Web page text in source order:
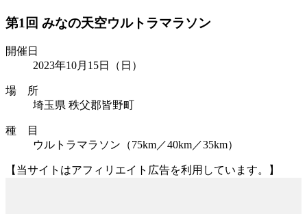
第1回 みなの天空ウルトラマラソン
開催日
2023年10月15日
（日）
場 所
埼玉県 秩父郡皆野町
種 目
ウルトラマラソン（75km／40km／35km）
【当サイトはアフィリエイト広告を利用しています。】